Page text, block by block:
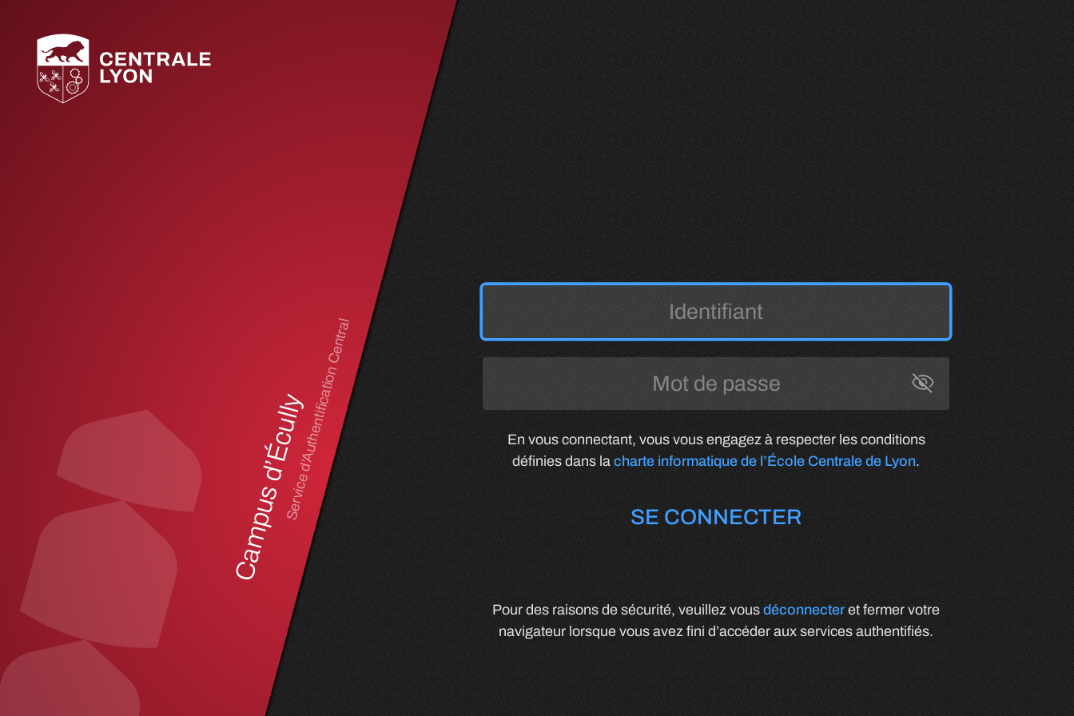
Campus d’ÉcullyService d’Authentification Central
En vous connectant, vous vous engagez à respecter les conditions
définies dans la charte informatique de l’École Centrale de Lyon.
SE CONNECTER
Pour des raisons de sécurité, veuillez vous déconnecter et fermer votre
navigateur lorsque vous avez fini d’accéder aux services authentifiés.